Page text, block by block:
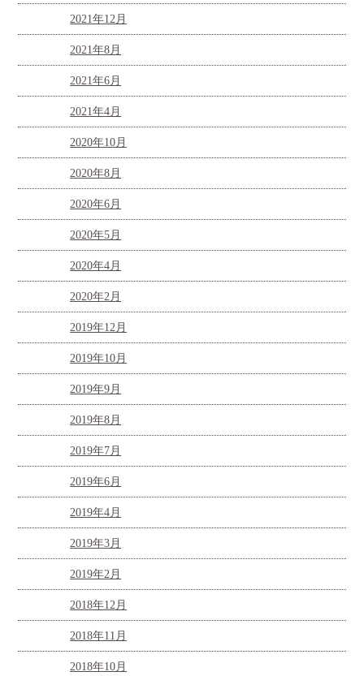
2021年12月
2021年8月
2021年6月
2021年4月
2020年10月
2020年8月
2020年6月
2020年5月
2020年4月
2020年2月
2019年12月
2019年10月
2019年9月
2019年8月
2019年7月
2019年6月
2019年4月
2019年3月
2019年2月
2018年12月
2018年11月
2018年10月